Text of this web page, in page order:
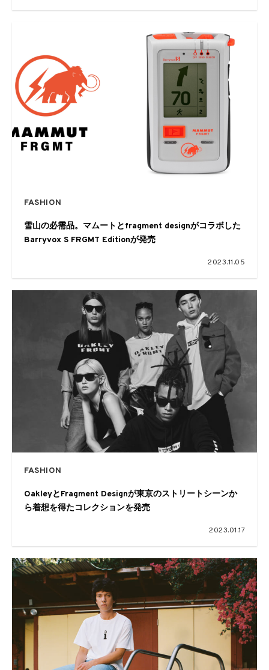
FASHION
雪山の必需品。マムートとfragment designがコラボした
Barryvox S FRGMT Editionが発売
2023.11.05
FASHION
OakleyとFragment Designが東京のストリートシーンか
ら着想を得たコレクションを発売
2023.01.17